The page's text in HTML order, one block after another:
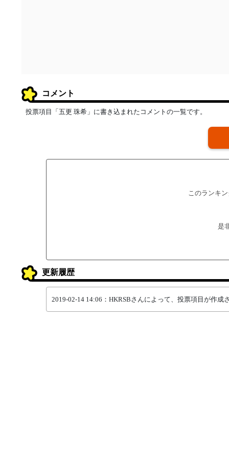
コメント
投票項目「五更 珠希」に書き込まれたコメントの一覧です。
このランキ
是
更新履歴
2019-02-14 14:06：HKRSBさんによって、投票項目が作成